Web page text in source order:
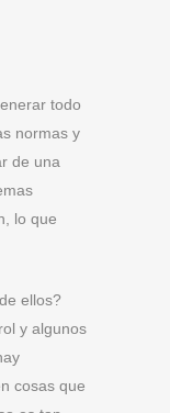
todo
normas y
de una
lo que
ellos?
y algunos
cosas que